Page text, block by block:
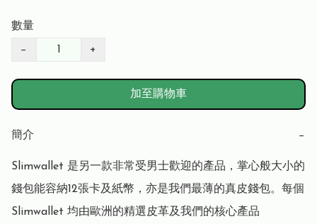
數量
− +
加至購物車
簡介 −
Slimwallet 是另一款非常受男士歡迎的產品，掌心般大小的
錢包能容納12張卡及紙幣，亦是我們最薄的真皮錢包。每個
Slimwallet 均由歐洲的精選皮革及我們的核心產品